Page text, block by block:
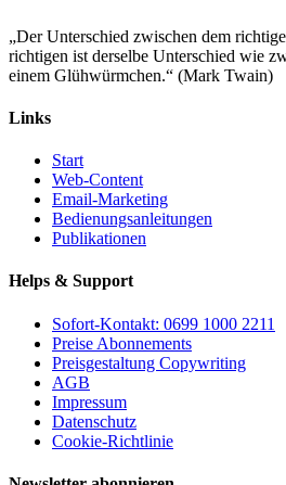
„Der Unterschied zwischen dem
richtigen ist derselbe Unterschied wie
einem Glühwürmchen.“ (Mark Twain)
Links
Start
Web-Content
Email-Marketing
Bedienungsanleitungen
Publikationen
Helps & Support
Sofort-Kontakt: 0699 1000 2211
Preise Abonnements
Preisgestaltung Copywriting
AGB
Impressum
Datenschutz
Cookie-Richtlinie